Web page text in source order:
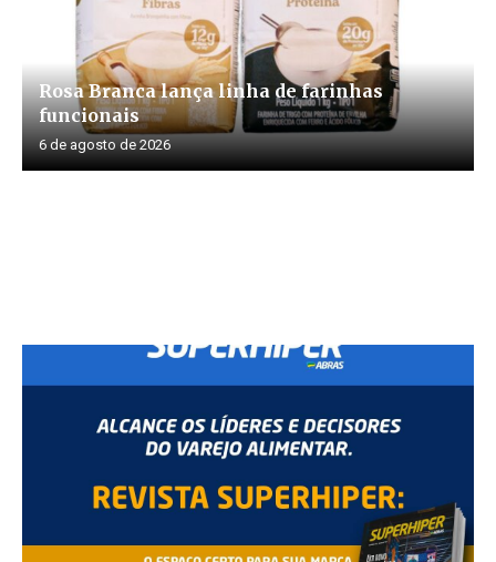
Rosa Branca lança linha de farinhas
funcionais
6 de agosto de 2026